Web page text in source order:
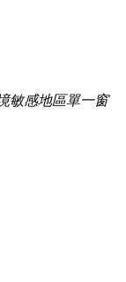
敏感地區單一窗